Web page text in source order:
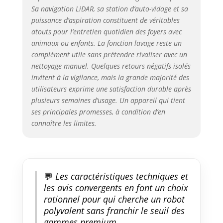
technologie LiDAR, le laveur
aspirateur robot scanne votre
maison 3 fois plus rapidement,
offrant une précision inégalée.
Le parcours de nettoyage
intelligent offre une efficacité de
couverture de 98 % et évite les
nettoyages répétés ou
manquants. La détection douce
des collisions protège les
meubles et les pattes curieuses.
Pouvant stocker jusqu'à 5
: à votre réveil, le robot
aspirateur laveur démarre seul,
nettoie votre maison, retourne
se recharger, puis vide la
poussière dans un sac de 3,5 L.
Sa navigation LiDAR, sa station d’auto-vidage et sa
puissance d’aspiration constituent de véritables
atouts pour l’entretien quotidien des foyers avec
animaux ou enfants. La fonction lavage reste un
complément utile sans prétendre rivaliser avec un
nettoyage manuel. Quelques retours négatifs isolés
invitent à la vigilance, mais la grande majorité des
utilisateurs exprime une satisfaction durable après
plusieurs semaines d’usage. Un appareil qui tient
ses principales promesses, à condition d’en
connaître les limites.
💬 Les caractéristiques techniques et
les avis convergents en font un choix
rationnel pour qui cherche un robot
polyvalent sans franchir le seuil des